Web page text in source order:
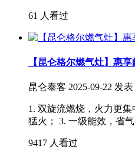
61 人看过
【昆仑格尔燃气灶】惠
昆仑泰客 2025-09-22 发表
1. 双旋流燃烧，火力更
猛火； 3. ​一级能效，省气
9417 人看过